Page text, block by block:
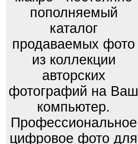
пополняемый
каталог
продаваемых фото
из коллекции
авторских
фотографий на Ваш
компьютер.
Профессиональное
цифровое фото для